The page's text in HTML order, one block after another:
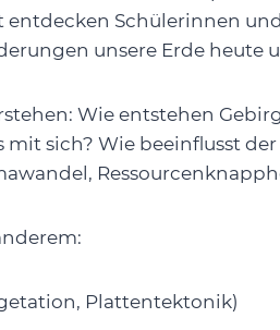
Schülerinnen
unsere Erde heute
Wie entstehen
sich? Wie beeinflusst
Plattentektonik)